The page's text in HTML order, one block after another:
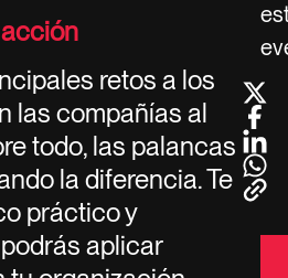
retos a los
las compañías al
todo, las palancas
la diferencia. Te
práctico y
aplicar